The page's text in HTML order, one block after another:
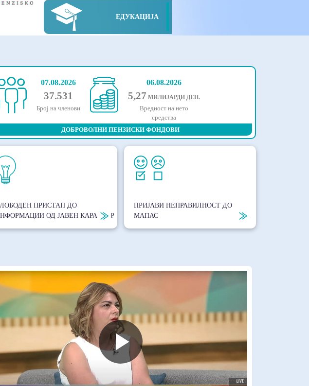
ЕДУКАЦИЈА
07.08.2026
37.531
Број на членови
06.08.2026
5,27 МИЛИЈАРДИ ДЕН.
Вредност на нето
средства
ДОБРОВОЛНИ ПЕНЗИСКИ ФОНДОВИ
ПРИСТАП ДО
ОД ЈАВЕН КАРАКТЕР
ПРИЈАВИ НЕПРАВИЛНОСТ ДО
МАПАС
Play